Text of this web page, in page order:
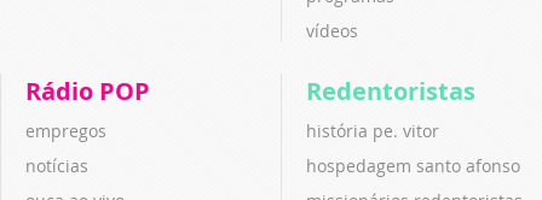
vídeos
Rádio POP
empregos
notícias
Redentoristas
história pe. vitor
hospedagem santo afonso